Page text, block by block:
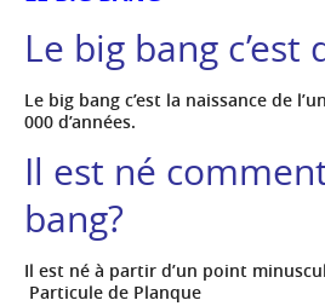
Le big bang c’est
Le big bang c’est la naissance de
000 d’années.
Il est né
bang?
Il est né à partir d’un point
Particule de Planque